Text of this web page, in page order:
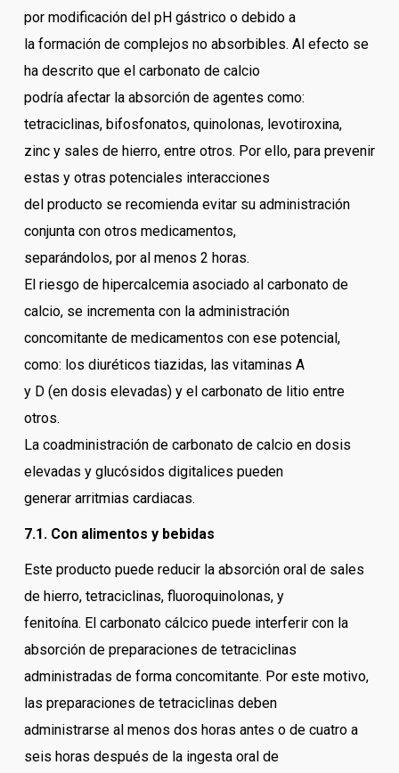
por modificación del pH gástrico o debido a
la formación de complejos no absorbibles. Al efecto se
ha descrito que el carbonato de calcio
podría afectar la absorción de agentes como:
tetraciclinas, bifosfonatos, quinolonas, levotiroxina,
zinc y sales de hierro, entre otros. Por ello, para prevenir
estas y otras potenciales interacciones
del producto se recomienda evitar su administración
conjunta con otros medicamentos,
separándolos, por al menos 2 horas.
El riesgo de hipercalcemia asociado al carbonato de
calcio, se incrementa con la administración
concomitante de medicamentos con ese potencial,
como: los diuréticos tiazidas, las vitaminas A
y D (en dosis elevadas) y el carbonato de litio entre
otros.
La coadministración de carbonato de calcio en dosis
elevadas y glucósidos digitalices pueden
generar arritmias cardiacas.
7.1. Con alimentos y bebidas
Este producto puede reducir la absorción oral de sales
de hierro, tetraciclinas, fluoroquinolonas, y
fenitoína. El carbonato cálcico puede interferir con la
absorción de preparaciones de tetraciclinas
administradas de forma concomitante. Por este motivo,
las preparaciones de tetraciclinas deben
administrarse al menos dos horas antes o de cuatro a
seis horas después de la ingesta oral de